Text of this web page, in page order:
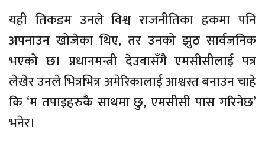
यही तिकडम उनले विश्व राजनीतिका हकमा पनि
अपनाउन खोजेका थिए, तर उनको झुठ सार्वजनिक
भएको छ। प्रधानमन्त्री देउवासँगै एमसीसीलाई पत्र
लेखेर उनले भित्रभित्र अमेरिकालाई आश्वस्त बनाउन चाहे
कि ‘म तपाइहरुकै साथमा छु, एमसीसी पास गरिनेछ’
भनेर।